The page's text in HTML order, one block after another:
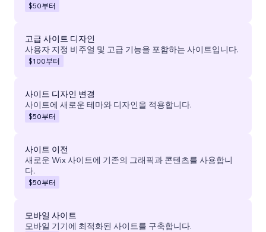
$50부터
고급 사이트 디자인
사용자 지정 비주얼 및 고급 기능을 포함하는 사이트입니다.
$100부터
사이트 디자인 변경
사이트에 새로운 테마와 디자인을 적용합니다.
$50부터
사이트 이전
새로운 Wix 사이트에 기존의 그래픽과 콘텐츠를 사용합니
다.
$50부터
모바일 사이트
모바일 기기에 최적화된 사이트를 구축합니다.